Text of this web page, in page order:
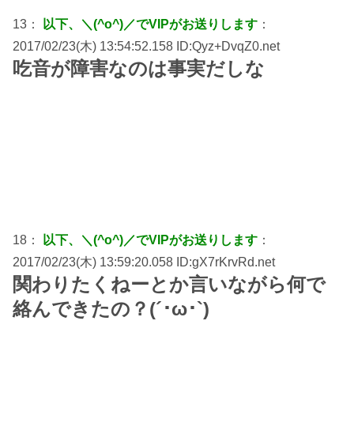
13： 以下、＼(^o^)／でVIPがお送りします ：
2017/02/23(木) 13:54:52.158 ID:Qyz+DvqZ0.net
吃音が障害なのは事実だしな
18： 以下、＼(^o^)／でVIPがお送りします ：
2017/02/23(木) 13:59:20.058 ID:gX7rKrvRd.net
関わりたくねーとか言いながら何で
絡んできたの？(´･ω･`)